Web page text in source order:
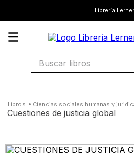
Librería Lerner
Buscar libros
ciencias sociales humanas y
cuestiones de justicia global